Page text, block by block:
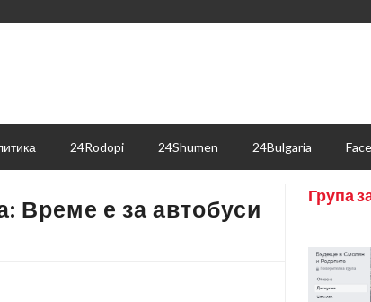
24Rodopi 24Shumen 24Bulgaria
Време е за автобуси
Група